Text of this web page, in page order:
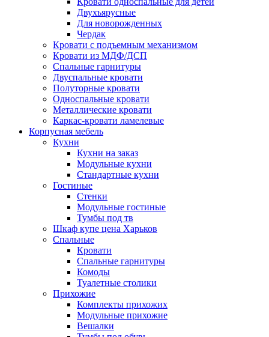
Двухъярусные
Для новорожденных
Чердак
Кровати с подъемным механизмом
Кровати из МДФ/ДСП
Спальные гарнитуры
Двуспальные кровати
Полуторные кровати
Односпальные кровати
Металлические кровати
Каркас-кровати ламелевые
Корпусная мебель
Кухни
Кухни на заказ
Модульные кухни
Стандартные кухни
Гостиные
Стенки
Модульные гостиные
Тумбы под тв
Шкаф купе цена Харьков
Спальные
Кровати
Спальные гарнитуры
Комоды
Туалетные столики
Прихожие
Комплекты прихожих
Модульные прихожие
Вешалки